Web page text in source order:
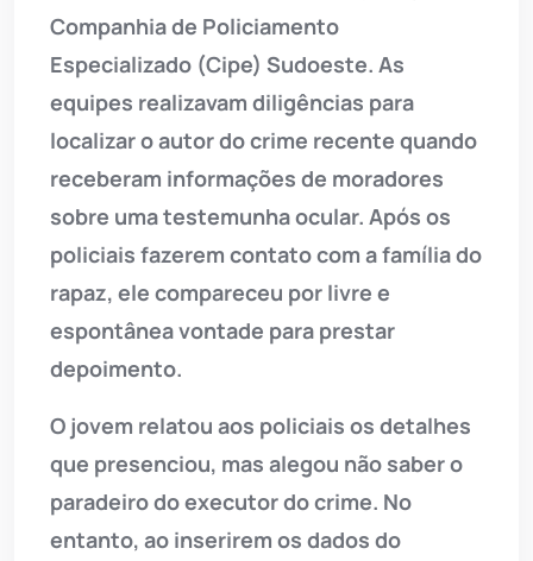
Companhia de Policiamento
Especializado (Cipe) Sudoeste. As
equipes realizavam diligências para
localizar o autor do crime recente quando
receberam informações de moradores
sobre uma testemunha ocular. Após os
policiais fazerem contato com a família do
rapaz, ele compareceu por livre e
espontânea vontade para prestar
depoimento.
O jovem relatou aos policiais os detalhes
que presenciou, mas alegou não saber o
paradeiro do executor do crime. No
entanto, ao inserirem os dados do